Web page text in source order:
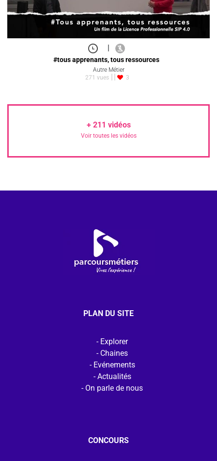
#tous apprenants, tous ressources
Autre Métier
271 vues
3
+ 211 vidéos
Voir toutes les vidéos
PLAN DU SITE
Explorer
Chaines
Evénements
Actualités
On parle de nous
CONCOURS